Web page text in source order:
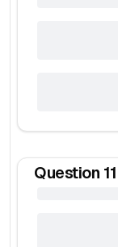
Question 11